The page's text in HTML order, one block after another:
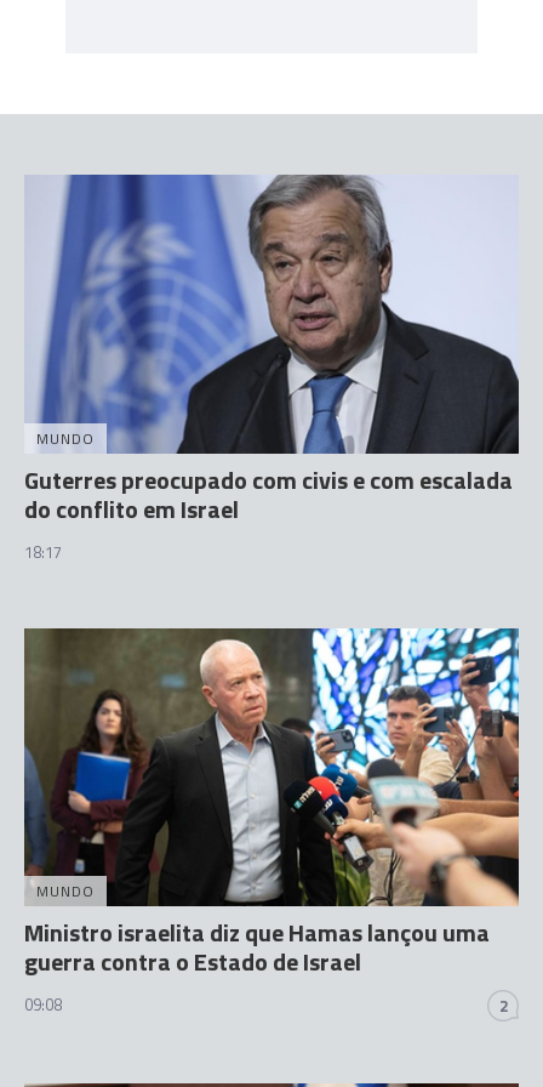
MUNDO
Guterres preocupado com civis e com escalada
do conflito em Israel
18:17
MUNDO
Ministro israelita diz que Hamas lançou uma
guerra contra o Estado de Israel
09:08 2